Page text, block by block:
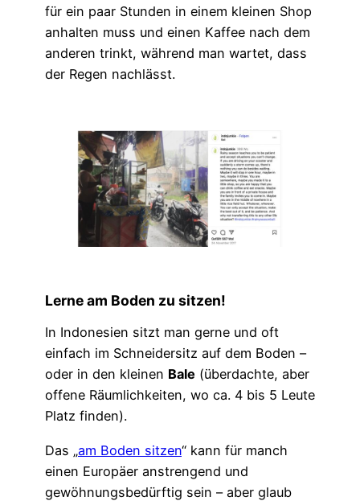
für ein paar Stunden in einem kleinen Shop
anhalten muss und einen Kaffee nach dem
anderen trinkt, während man wartet, dass
der Regen nachlässt.
Lerne am Boden zu sitzen!
In Indonesien sitzt man gerne und oft
einfach im Schneidersitz auf dem Boden –
oder in den kleinen Bale (überdachte, aber
offene Räumlichkeiten, wo ca. 4 bis 5 Leute
Platz finden).
Das „am Boden sitzen“ kann für manch
einen Europäer anstrengend und
gewöhnungsbedürftig sein – aber glaub